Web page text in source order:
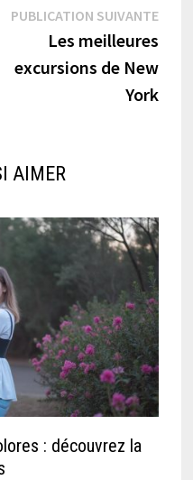
:
PUBLICATION SUIVANTE
Les meilleures
excursions de New
York
AIMER
: découvrez la